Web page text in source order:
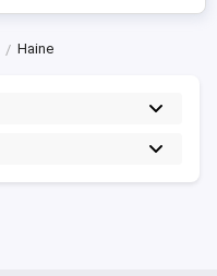
Haine